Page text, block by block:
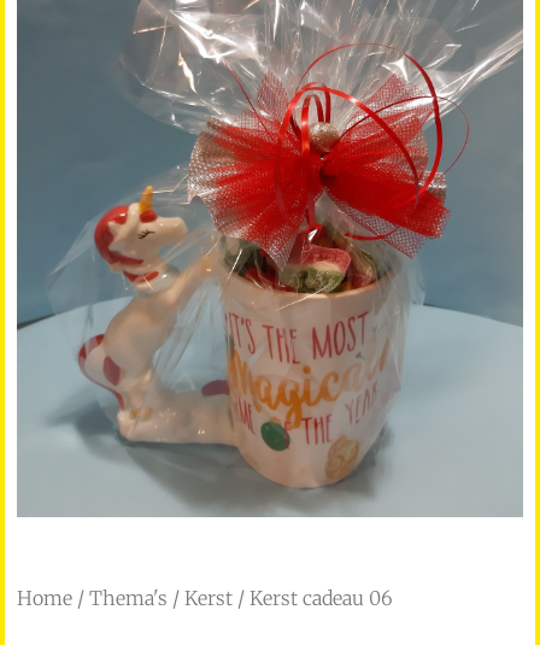
Home / Thema's / Kerst / Kerst cadeau 06